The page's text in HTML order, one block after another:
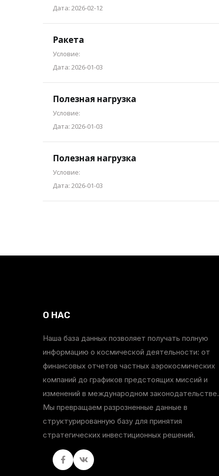
Дата: 2026-02-12
Ракета
Условие:
Дата: 2026-01-03
Полезная нагрузка
Условие:
Дата: 2026-01-03
Полезная нагрузка
Условие:
Дата: 2026-01-03
О НАС
Наша база данных позволяет получать полную
информацию о космической деятельности: от
финансовых отчетов частных аэрокосмических
компаний до графиков предстоящих миссий и
изменений в международном законодательстве.
Мы превращаем разрозненные данные в
структурированную базу для принятия
стратегических инвестиционных решений.
FacebookвКонтакте